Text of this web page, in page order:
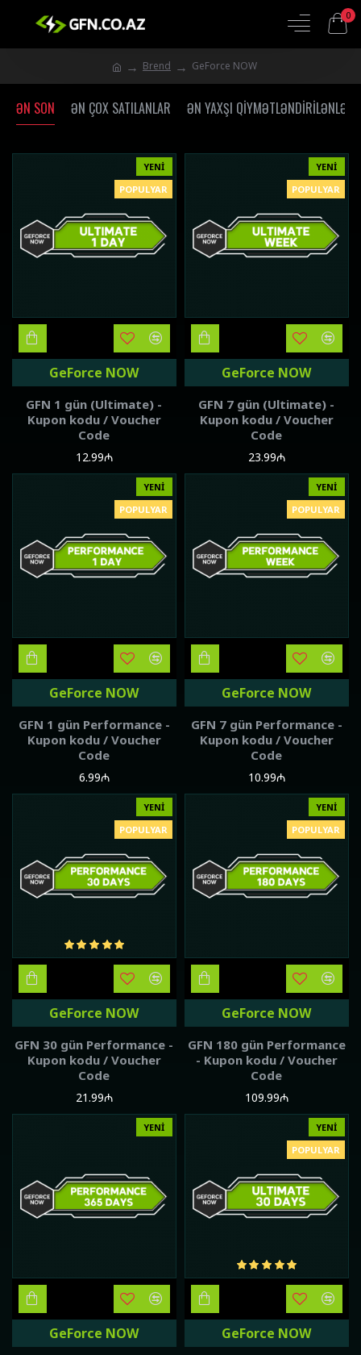
0
Brend GeForce NOW
ƏN SON ƏN ÇOX SATILANLAR ƏN YAXŞI QIYMƏTLƏNDIRILƏNLƏR
YENI
POPULYAR
GeForce NOW
GFN 1 gün (Ultimate) -
Kupon kodu / Voucher
Code
12.99₼
YENI
POPULYAR
GeForce NOW
GFN 7 gün (Ultimate) -
Kupon kodu / Voucher
Code
23.99₼
YENI
POPULYAR
GeForce NOW
GFN 1 gün Performance -
Kupon kodu / Voucher
Code
6.99₼
YENI
POPULYAR
GeForce NOW
GFN 7 gün Performance -
Kupon kodu / Voucher
Code
10.99₼
YENI
POPULYAR
GeForce NOW
GFN 30 gün Performance -
Kupon kodu / Voucher
Code
21.99₼
YENI
POPULYAR
GeForce NOW
GFN 180 gün Performance
- Kupon kodu / Voucher
Code
109.99₼
YENI
GeForce NOW
YENI
POPULYAR
GeForce NOW